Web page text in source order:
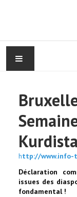
ACTUALITÉ
COMMUNAUTÉ
EVÉNEMENTS
🔔 ELECTIONS
http://www.info-
Déclaration
issues des
fondamental !